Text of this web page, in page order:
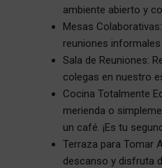
ambiente abierto y
Mesas
reuniones informales
Sala de Reuniones:
colegas en nuestro
Cocina Totalmente
merienda o
un café. ¡Es tu
Terraza para Tomar
descanso y disfruta